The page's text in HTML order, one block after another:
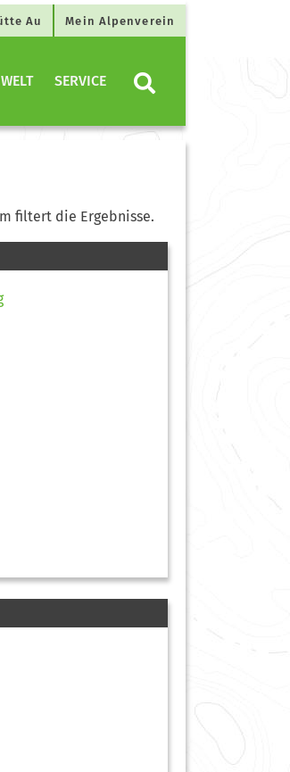
Au Mein Alpenverein
SERVICE
filtert die Ergebnisse.